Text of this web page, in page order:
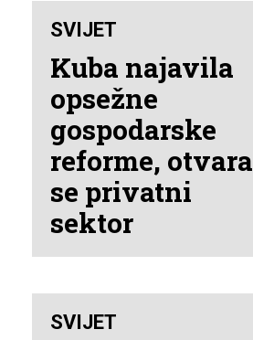
SVIJET
Kuba najavila
opsežne
gospodarske
reforme, otvara
se privatni
sektor
SVIJET